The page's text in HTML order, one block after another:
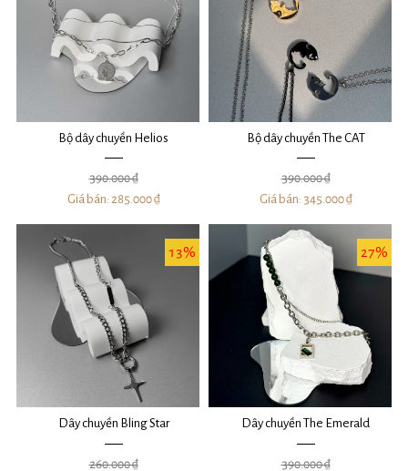
Bộ dây chuyền Helios
390.000 ₫
Giá bán: 285.000 ₫
Bộ dây chuyền The CAT
390.000 ₫
Giá bán: 345.000 ₫
13%
Dây chuyền Bling Star
260.000 ₫
27%
Dây chuyền The Emerald
390.000 ₫